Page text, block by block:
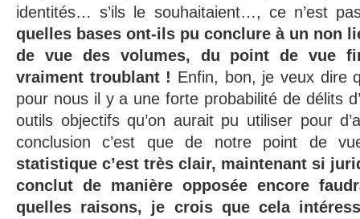
identités… s’ils le souhaitaient…, ce n’est
quelles bases ont-ils pu conclure à un non
de vue des volumes, du point de vue
vraiment troublant ! Enfin, bon, je veux dire
pour nous il y a une forte probabilité de délits
outils objectifs qu’on aurait pu utiliser pour
conclusion c’est que de notre point de
statistique c’est très clair, maintenant si
conclut de manière opposée encore
quelles raisons, je crois que cela